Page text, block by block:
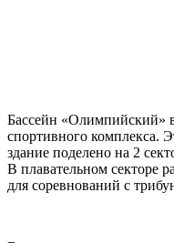
Бассейн «Олимпийский»
спортивного комплекса.
здание поделено на 2
В плавательном секторе
для соревнований с